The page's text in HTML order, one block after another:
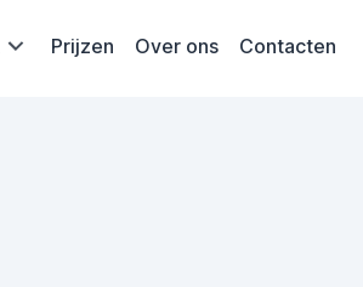
Prijzen Over ons Contacten